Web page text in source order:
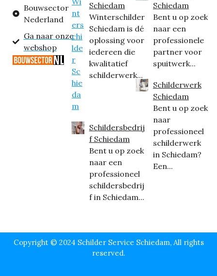
Bouwsector
Nederland
Ga naar onze
webshop
Schiedam
Winterschilder
Schiedam is dé
oplossing voor
iedereen die
kwalitatief
schilderwerk...
Schildersbedrij
f Schiedam
Bent u op zoek
naar een
professioneel
schildersbedrij
f in Schiedam...
Schiedam
Bent u op zoek
naar een
professionele
partner voor
spuitwerk...
Schilderwerk
Schiedam
Bent u op zoek
naar
professioneel
schilderwerk
in Schiedam?
Een...
Copyright © 2024 Schilder Service Schiedam, All rights
reserved.